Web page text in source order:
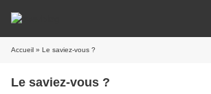
Accueil » Le saviez-vous ?
Le saviez-vous ?